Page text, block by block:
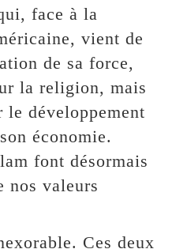
face à la
vient de
de sa force,
la religion, mais
le développement
économie.
font désormais
nos valeurs
Ces deux